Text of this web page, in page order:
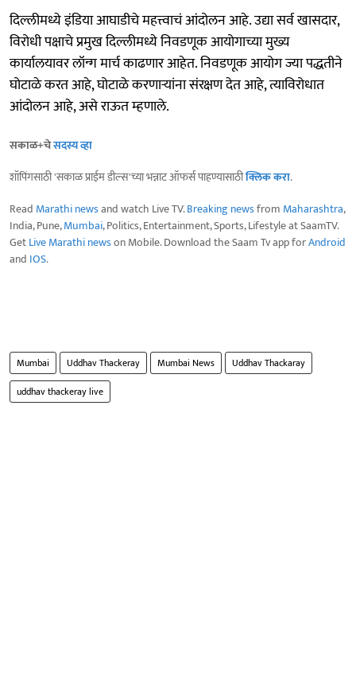
दिल्लीमध्ये इंडिया आघाडीचे महत्त्वाचं आंदोलन आहे. उद्या सर्व खासदार,
विरोधी पक्षाचे प्रमुख दिल्लीमध्ये निवडणूक आयोगाच्या मुख्य
कार्यालयावर लॉन्ग मार्च काढणार आहेत. निवडणूक आयोग ज्या पद्धतीने
घोटाळे करत आहे, घोटाळे करणाऱ्यांना संरक्षण देत आहे, त्याविरोधात
आंदोलन आहे, असे राऊत म्हणाले.
सकाळ+चेसदस्य व्हा
शॉपिंगसाठी 'सकाळ प्राईम डील्स'च्या भन्नाट ऑफर्स पाहण्यासाठीक्लिक करा.
Read Marathi newsand watch Live TV.Breaking newsfrom Maharashtra,
India, Pune,Mumbai, Politics, Entertainment, Sports, Lifestyle at SaamTV.
GetLive Marathi newson Mobile. Download the Saam Tv app forAndroid
and IOS.
Mumbai Uddhav Thackeray Mumbai News
Uddhav Thackaray
uddhav thackeray live